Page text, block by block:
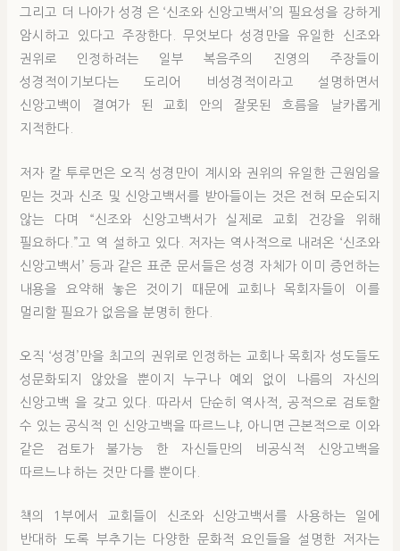
그리고 더 나아가 성경 은 ‘신조와 신앙고백서’의 필요성을 강하게
암시하고 있다고 주장한다. 무엇보다 성경만을 유일한 신조와
권위로 인정하려는 일부 복음주의 진영의 주장들이
성경적이기보다는 도리어 비성경적이라고 설명하면서
신앙고백이 결여가 된 교회 안의 잘못된 흐름을 날카롭게
지적한다.
저자 칼 투루먼은 오직 성경만이 계시와 권위의 유일한 근원임을
믿는 것과 신조 및 신앙고백서를 받아들이는 것은 전혀 모순되지
않는 다며 “신조와 신앙고백서가 실제로 교회 건강을 위해
필요하다.”고 역 설하고 있다. 저자는 역사적으로 내려온 ‘신조와
신앙고백서’ 등과 같은 표준 문서들은 성경 자체가 이미 증언하는
내용을 요약해 놓은 것이기 때문에 교회나 목회자들이 이를
멀리할 필요가 없음을 분명히 한다.
오직 ‘성경’만을 최고의 권위로 인정하는 교회나 목회자 성도들도
성문화되지 않았을 뿐이지 누구나 예외 없이 나름의 자신의
신앙고백 을 갖고 있다. 따라서 단순히 역사적, 공적으로 검토할
수 있는 공식적 인 신앙고백을 따르느냐, 아니면 근본적으로 이와
같은 검토가 불가능 한 자신들만의 비공식적 신앙고백을
따르느냐 하는 것만 다를 뿐이다.
책의 1부에서 교회들이 신조와 신앙고백서를 사용하는 일에
반대하 도록 부추기는 다양한 문화적 요인들을 설명한 저자는